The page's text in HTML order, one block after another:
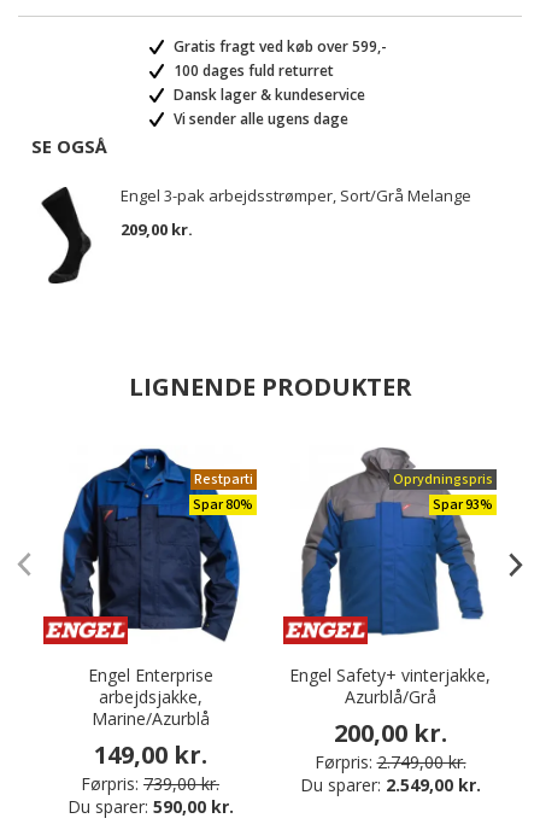
Gratis fragt ved køb over 599,-
100 dages fuld returret
Dansk lager & kundeservice
Vi sender alle ugens dage
SE OGSÅ
Engel 3-pak arbejdsstrømper, Sort/Grå Melange
209,00 kr.
LIGNENDE PRODUKTER
Restparti
Spar 80%
Engel Enterprise
arbejdsjakke,
Marine/Azurblå
149,00 kr.
Førpris: 739,00 kr.
Du sparer: 590,00 kr.
Oprydningspris
Spar 93%
Engel Safety+ vinterjakke,
Azurblå/Grå
200,00 kr.
Førpris: 2.749,00 kr.
Du sparer: 2.549,00 kr.